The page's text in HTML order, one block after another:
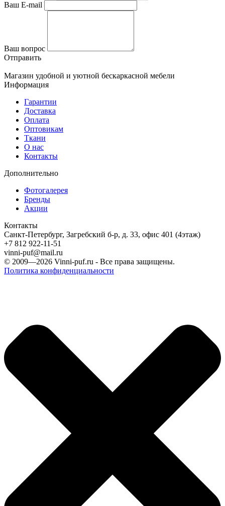
Ваш E-mail
Ваш вопрос
Отправить
Магазин удобной и уютной бескаркасной мебели
Информация
Гарантии
Доставка
Оплата
Оптовикам
Ткани
О нас
Контакты
Дополнительно
Фотогалерея
Бренды
Акции
Контакты
Санкт-Петербург, Загребский б-р, д. 33, офис 401 (4этаж)
+7 812 922-11-51
vinni-puf@mail.ru
© 2009—2026 Vinni-puf.ru - Все права защищены.
Политика конфиденциальности